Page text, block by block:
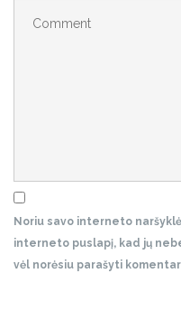
Noriu savo interneto
interneto puslapį, kad jų
vėl norėsiu parašyti